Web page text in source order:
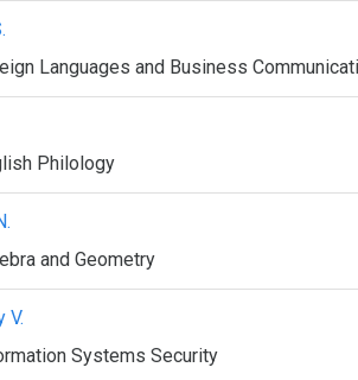
Languages and Business
Philology
and Geometry
V.
Systems Security